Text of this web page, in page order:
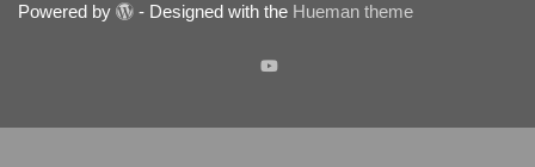
Powered by - Designed with the Hueman theme